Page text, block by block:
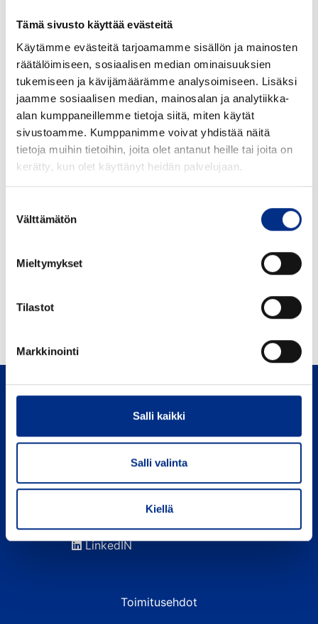
Tämä sivusto käyttää evästeitä
Käytämme evästeitä tarjoamamme sisällön ja mainosten
räätälöimiseen, sosiaalisen median ominaisuuksien
tukemiseen ja kävijämäärämme analysoimiseen. Lisäksi
jaamme sosiaalisen median, mainosalan ja analytiikka-
alan kumppaneillemme tietoja siitä, miten käytät
sivustoamme. Kumppanimme voivat yhdistää näitä
tietoja muihin tietoihin, joita olet antanut heille tai joita on
kerätty, kun olet käyttänyt heidän palvelujaan.
valinta
Välttämätön
Mieltymykset
Tilastot
Markkinointi
Salli kaikki
Salli valinta
Kiellä
Kantolan teollisuusalueella. Varastossa olevien
tuotteiden osalta toimitusaika on pääsääntöisesti
muutama työpäivä tilauksesta. Mikäli asiakkaalla
itsellään ei ole rahtisopimusta, voimme tarjota
kuljetuksen meidän Kaukokiidon
sopimuksellamme.
Toimintamme perustuu pitkäaikaisiin
kumppanuuksiin sekä asiakkaidemme että
tavarantoimittajien kanssa. Ammattitaitoinen
pitkän kokemuksen alalta omaava henkilöstömme
auttaa Sinua löytämään sopivat pakkausratkaisut
tuotteillesi.
Tavoitteenamme on olla palveleva, kasvuhakuinen,
kannattava ja ennen kaikkea asiakkaidemme
Jouco Oy on vuonna 1987 perustettu kotimainen
Palokunnankatu 26 A
Puh. 03-681 1100 (ark. klo 8-16)
LinkedIN
Toimitusehdot